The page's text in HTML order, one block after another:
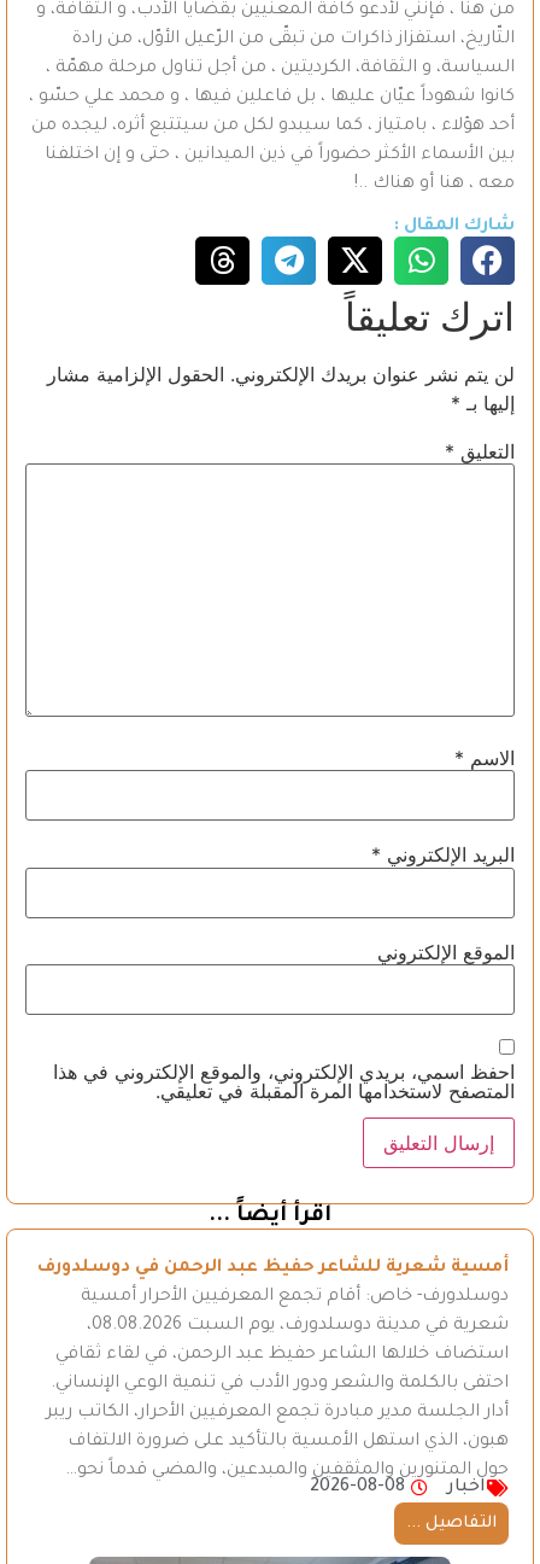
من هنا ، فإنّني لأدعو كافة المعنيين بقضايا الأدب، و الثقافة، و
التّاريخ، استفزاز ذاكرات من تبقّى من الرّعيل الأوّل، من رادة
السياسة، و الثقافة، الكرديتين ، من أجل تناول مرحلة مهمّة ،
كانوا شهوداً عيّان عليها ، بل فاعلين فيها ، و محمد علي حسّو ،
أحد هؤلاء ، بامتياز ، كما سيبدو لكل من سيتتبع أثره، ليجده من
بين الأسماء الأكثر حضوراً في ذين الميدانين ، حتى و إن اختلفنا
معه ، هنا أو هناك ..!
شارك المقال :
اترك تعليقاً
لن يتم نشر عنوان بريدك الإلكتروني. الحقول الإلزامية مشار
إليها بـ *
التعليق *
الاسم *
البريد الإلكتروني *
الموقع الإلكتروني
احفظ اسمي، بريدي الإلكتروني، والموقع الإلكتروني في هذا
المتصفح لاستخدامها المرة المقبلة في تعليقي.
اقرأ أيضاً ...
أمسية شعرية للشاعر حفيظ عبد الرحمن في دوسلدورف
دوسلدورف- خاص: أقام تجمع المعرفيين الأحرار أمسية
شعرية في مدينة دوسلدورف، يوم السبت 08.08.2026،
استضاف خلالها الشاعر حفيظ عبد الرحمن، في لقاء ثقافي
احتفى بالكلمة والشعر ودور الأدب في تنمية الوعي الإنساني.
أدار الجلسة مدير مبادرة تجمع المعرفيين الأحرار، الكاتب ريبر
هبون، الذي استهل الأمسية بالتأكيد على ضرورة الالتفاف
حول المتنورين والمثقفين والمبدعين، والمضي قدماً نحو…
اخبار
2026-08-08
التفاصيل ...